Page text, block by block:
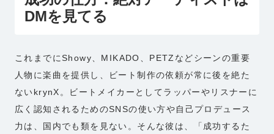
DMを見てる
これまでにShowy、MIKADO、PETZなどシーンの重要
人物に楽曲を提供し、ビート制作の依頼が常に後を絶た
ないkrynX。ビートメイカーとしてラッパーやリスナーに
広く認知されるためのSNSの使い方や自己プロデュース
力は、国内でも類を見ない。そんな彼は、「成功するた